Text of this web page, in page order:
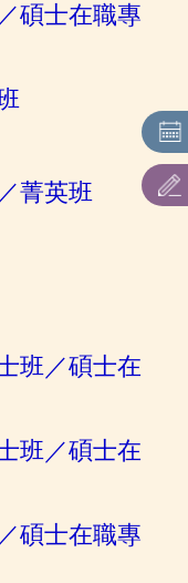
碩士在職專
菁英班
班／碩士在
班／碩士在
碩士在職專